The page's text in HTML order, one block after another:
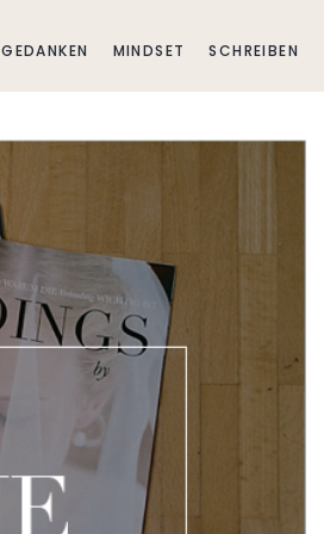
GEDANKEN MINDSET SCHREIBEN